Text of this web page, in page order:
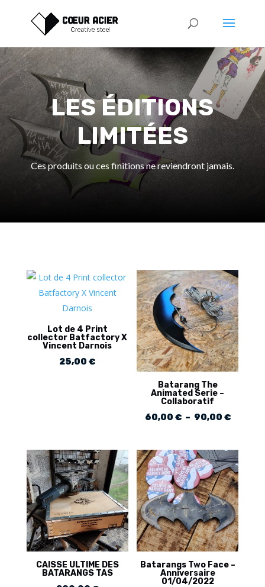
LES ÉDITIONS
LIMITÉES
Ces produits ou ces finitions ne reviendront jamais.
Lot de 4 Print
collector Batfactory X
Vincent Darnois
25,00€
Batarang The
Animated Serie –
Collaboratif
60,00 € – 90,00 €Plage
prix :
60,00
à
90,00
CAISSE ULTIME DES
BATARANGS TAS
Batarangs Two Face –
Anniversaire
01/04/2022